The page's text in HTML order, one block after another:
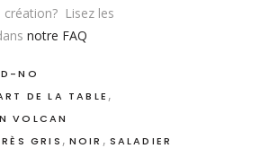
création? Lisez les
notre FAQ
NO
DE LA TABLE ,
VOLCAN
GRIS , NOIR , SALADIER